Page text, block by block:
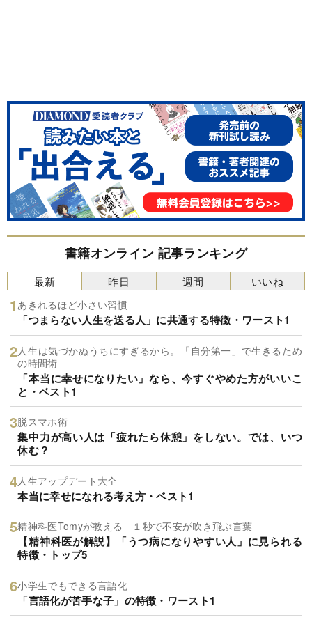
書籍オンライン 記事ランキング
最新
あきれるほど小さい習慣
「つまらない人生を送る人」に共通する特徴・ワースト1
人生は気づかぬうちにすぎるから。「自分第一」で生きるため
の時間術
「本当に幸せになりたい」なら、今すぐやめた方がいいこ
と・ベスト1
脱スマホ術
集中力が高い人は「疲れたら休憩」をしない。では、いつ
休む？
人生アップデート大全
本当に幸せになれる考え方・ベスト1
精神科医Tomyが教える １秒で不安が吹き飛ぶ言葉
【精神科医が解説】「うつ病になりやすい人」に見られる
特徴・トップ5
小学生でもできる言語化
「言語化が苦手な子」の特徴・ワースト1
昨日 週間 いいね